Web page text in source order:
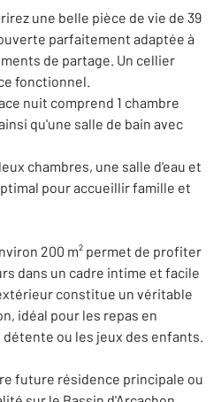
une belle pièce de vie de 39
parfaitement adaptée à
de partage. Un cellier
fonctionnel.
nuit comprend 1 chambre
qu'une salle de bain avec
chambres, une salle d'eau et
pour accueillir famille et
200 m² permet de profiter
dans un cadre intime et facile
constitue un véritable
idéal pour les repas en
ou les jeux des enfants.
future résidence principale ou